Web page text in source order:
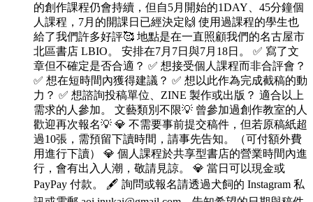
的創作課程仍會持續，但自5月開始的1DAY、45分鐘個
人課程，7月的開課日已經決定🙌 使用過課程的學生也
給了我們許多好評🥰 地點是在一直照顧我們的名古屋市
北區書店 LBIO。 安排在7月7日與7月18日。 ✅ 寫了文
章但不確定是否合適？ ✅ 想接受個人課程而非合評會？
✅ 想在短時間內獲得建議？ ✅ 想以此作為完成截稿的動
力？ ✅ 想諮詢投稿單位、ZINE 製作或出版？ 適合以上
需求的人參加。 文藝類別不限💡 曾參加過創作教室的人
歡迎再次報名💡 💎 不需要事前提交稿件，但若原稿紙超
過10張，需預留下讀時間，請事先告知。（可付額外費
用進行下讀） 💎 個人課程於共享型書店的營業時間內進
行，會有出入人潮，敬請見諒。 💎 當日可以現金或
PayPay 付款。 🖋️ 詢問或報名請透過犬飼的 Instagram 私